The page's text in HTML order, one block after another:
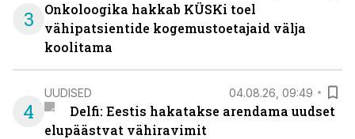
3
Onkoloogika hakkab KÜSKi toel
vähipatsientide kogemustoetajaid välja
koolitama
4
UUDISED 04.08.26, 09:49
Delfi: Eestis hakatakse arendama uudset
elupäästvat vähiravimit